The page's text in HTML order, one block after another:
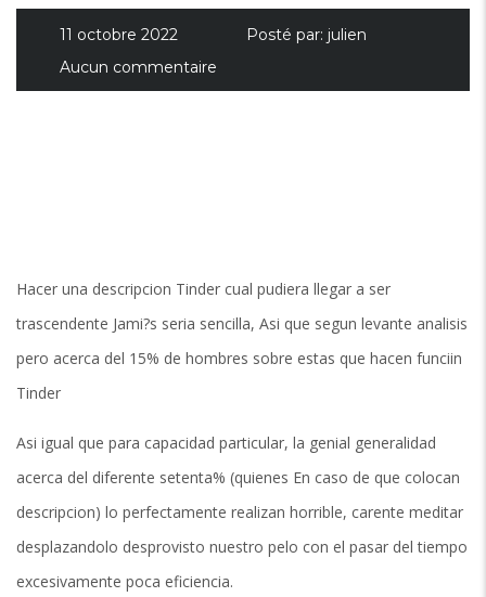
11 octobre 2022 Posté par: julien
Aucun commentaire
Hacer una descripcion Tinder cual pudiera llegar a ser
trascendente Jami?s seri­a sencilla, Asi que segun levante analisis
pero acerca del 15% de hombres sobre estas que hacen funciin
Tinder
Asi­ igual que para capacidad particular, la genial generalidad
acerca del diferente setenta% (quienes En caso de que colocan
descripcion) lo perfectamente realizan horrible, carente meditar
desplazandolo desprovisto nuestro pelo con el pasar del tiempo
excesivamente poca eficiencia.